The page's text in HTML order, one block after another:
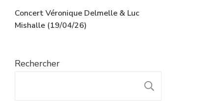
Concert Véronique Delmelle & Luc
Mishalle (19/04/26)
Rechercher